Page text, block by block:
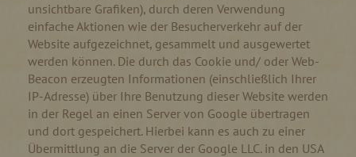
unsichtbare Grafiken), durch deren Verwendung
einfache Aktionen wie der Besucherverkehr auf der
Website aufgezeichnet, gesammelt und ausgewertet
werden können. Die durch das Cookie und/ oder Web-
Beacon erzeugten Informationen (einschließlich Ihrer
IP-Adresse) über Ihre Benutzung dieser Website werden
in der Regel an einen Server von Google übertragen
und dort gespeichert. Hierbei kann es auch zu einer
Übermittlung an die Server der Google LLC. in den USA